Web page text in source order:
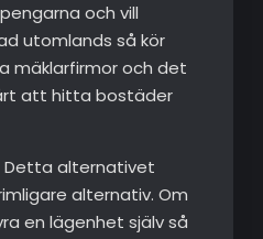
och vill
utomlands så kör
mäklarfirmor och det
att hitta bostäder
Detta alternativet
alternativ. Om
en lägenhet själv så